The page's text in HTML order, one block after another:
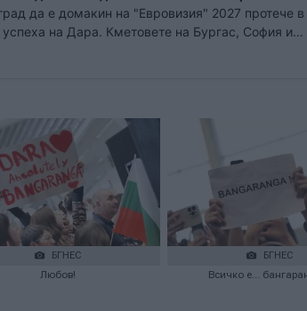
да е домакин на "Евровизия" 2027 протече в
на Дара. Кметовете на Бургас, София и
желание. България за първи път ще бъде
БГНЕС
Любов!
БГНЕС
Всичко е...